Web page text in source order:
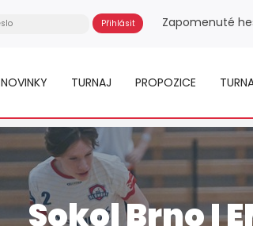
Zapomenuté
NOVINKY TURNAJ PROPOZICE
Sokol Brno I